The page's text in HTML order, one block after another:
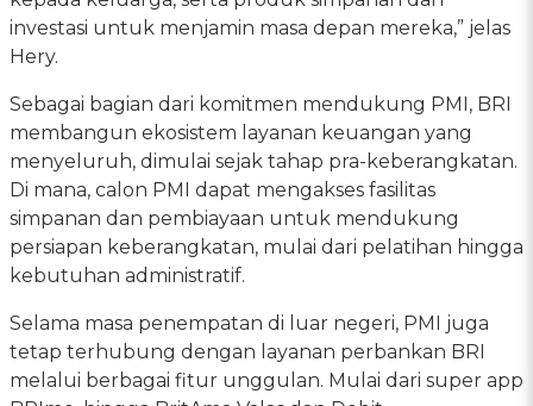
investasi untuk menjamin masa depan mereka,” jelas
Hery.
Sebagai bagian dari komitmen mendukung PMI, BRI
membangun ekosistem layanan keuangan yang
menyeluruh, dimulai sejak tahap pra-keberangkatan.
Di mana, calon PMI dapat mengakses fasilitas
simpanan dan pembiayaan untuk mendukung
persiapan keberangkatan, mulai dari pelatihan hingga
kebutuhan administratif.
Selama masa penempatan di luar negeri, PMI juga
tetap terhubung dengan layanan perbankan BRI
melalui berbagai fitur unggulan. Mulai dari super app